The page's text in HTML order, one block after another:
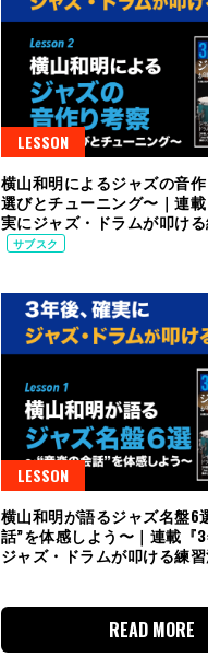
LESSON
横山和明によるジャズの音
選びとチューニング〜｜連
実にジャズ・ドラムが叩け
サブスク
LESSON
横山和明が語るジャズ名盤6
話”を体感しよう〜｜連載『
ジャズ・ドラムが叩ける練
READ MORE